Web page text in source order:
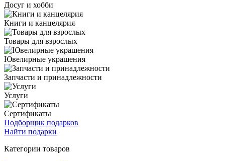
Досуг и хобби
Книги и канцелярия
Товары для взрослых
Ювелирные украшения
Запчасти и принадлежности
Услуги
Сертификаты
Подборщик подарков
Найти подарки
Категории товаров